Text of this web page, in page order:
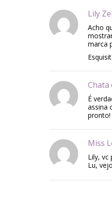
Lily
Acho
marca
Chata
É
assina
pronto!
Miss
Lily, vc
Lu,